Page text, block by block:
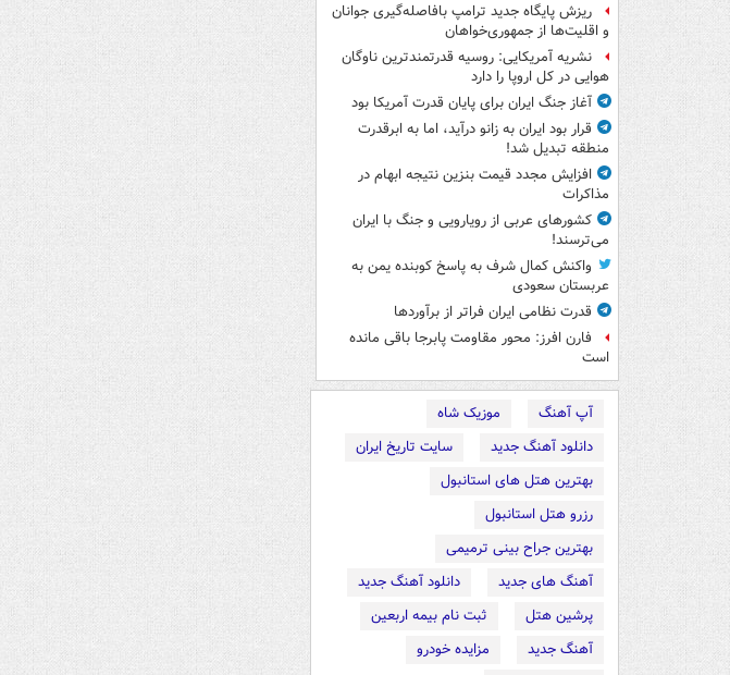
ریزش پایگاه جدید ترامپ بافاصله‌گیری جوانان
و اقلیت‌ها از جمهوری‌خواهان
نشریه آمریکایی: روسیه قدرتمندترین ناوگان
هوایی در کل اروپا را دارد
آغاز جنگ ایران برای پایان قدرت آمریکا بود
قرار بود ایران به زانو درآید، اما به ابرقدرت
منطقه تبدیل شد!
افزایش مجدد قیمت بنزین نتیجه ابهام در
مذاکرات
کشورهای عربی از رویارویی و جنگ با ایران
می‌ترسند!
واکنش کمال شرف به پاسخ کوبنده یمن به
عربستان سعودی
قدرت نظامی ایران فراتر از برآوردها
فارن افرز: محور مقاومت پابرجا باقی مانده
است
آپ آهنگ
موزیک شاه
دانلود آهنگ جدید
سایت تاریخ ایران
بهترین هتل های استانبول
رزرو هتل استانبول
بهترین جراح بینی ترمیمی
آهنگ های جدید
دانلود آهنگ جدید
پرشین هتل
ثبت نام بیمه اربعین
آهنگ جدید
مزایده خودرو